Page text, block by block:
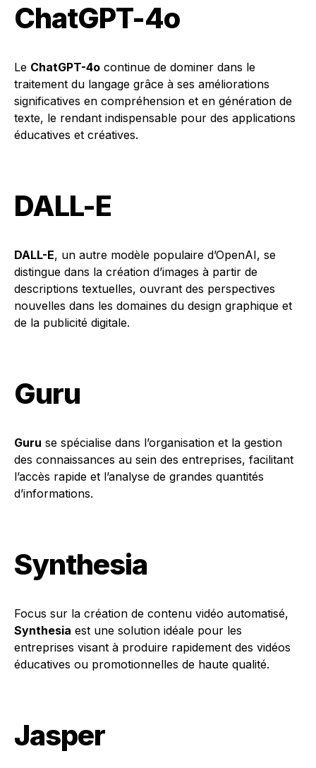
ChatGPT-4o
Le ChatGPT-4o continue de dominer dans le
traitement du langage grâce à ses améliorations
significatives en compréhension et en génération de
texte, le rendant indispensable pour des applications
éducatives et créatives.
DALL-E
DALL-E, un autre modèle populaire d’OpenAI, se
distingue dans la création d’images à partir de
descriptions textuelles, ouvrant des perspectives
nouvelles dans les domaines du design graphique et
de la publicité digitale.
Guru
Guru se spécialise dans l’organisation et la gestion
des connaissances au sein des entreprises, facilitant
l’accès rapide et l’analyse de grandes quantités
d’informations.
Synthesia
Focus sur la création de contenu vidéo automatisé,
Synthesia est une solution idéale pour les
entreprises visant à produire rapidement des vidéos
éducatives ou promotionnelles de haute qualité.
Jasper